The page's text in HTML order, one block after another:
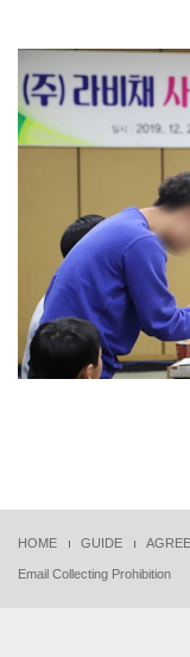
HOME GUIDE
Email Collecting Prohibition